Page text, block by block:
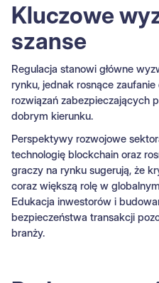
Kluczowe
szanse
Regulacja stanowi główne
rynku, jednak rosnące
rozwiązań zabezpieczających
dobrym kierunku.
Perspektywy rozwojowe
technologię blockchain oraz
graczy na rynku sugerują, że
coraz większą rolę w
Edukacja inwestorów i
bezpieczeństwa transakcji
branży.